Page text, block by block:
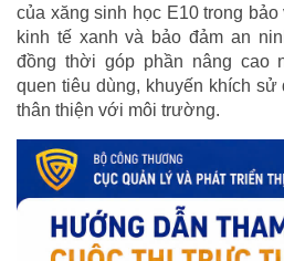
của xăng sinh học E10 trong
kinh tế xanh và bảo đảm an
đồng thời góp phần nâng cao
quen tiêu dùng, khuyến khích
thân thiện với môi trường.